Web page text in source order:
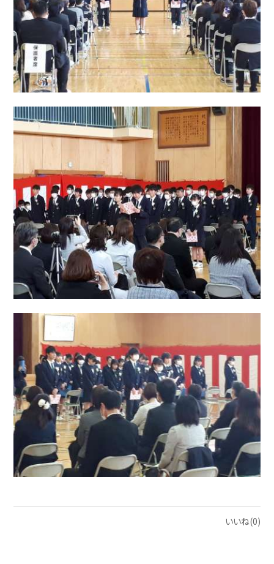
いいね(0)